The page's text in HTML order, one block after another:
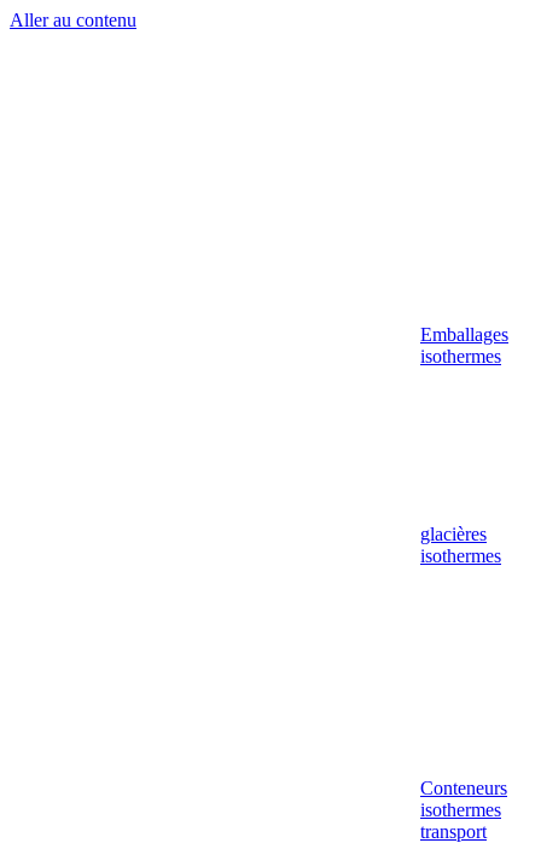
Aller au contenu
Emballages
isothermes
glacières
isothermes
Conteneurs
isothermes
transport